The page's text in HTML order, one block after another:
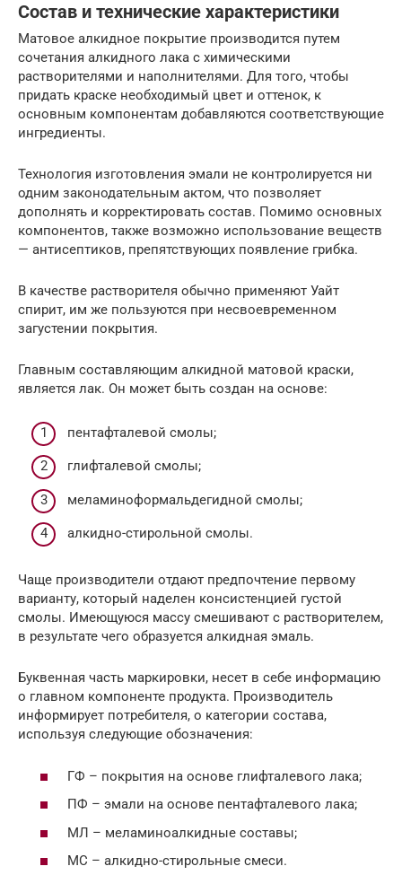
Состав и технические характеристики
Матовое алкидное покрытие производится путем
сочетания алкидного лака с химическими
растворителями и наполнителями. Для того, чтобы
придать краске необходимый цвет и оттенок, к
основным компонентам добавляются соответствующие
ингредиенты.
Технология изготовления эмали не контролируется ни
одним законодательным актом, что позволяет
дополнять и корректировать состав. Помимо основных
компонентов, также возможно использование веществ
— антисептиков, препятствующих появление грибка.
В качестве растворителя обычно применяют Уайт
спирит, им же пользуются при несвоевременном
загустении покрытия.
Главным составляющим алкидной матовой краски,
является лак. Он может быть создан на основе:
пентафталевой смолы;
глифталевой смолы;
меламиноформальдегидной смолы;
алкидно-стирольной смолы.
Чаще производители отдают предпочтение первому
варианту, который наделен консистенцией густой
смолы. Имеющуюся массу смешивают с растворителем,
в результате чего образуется алкидная эмаль.
Буквенная часть маркировки, несет в себе информацию
о главном компоненте продукта. Производитель
информирует потребителя, о категории состава,
используя следующие обозначения:
ГФ – покрытия на основе глифталевого лака;
ПФ – эмали на основе пентафталевого лака;
МЛ – меламиноалкидные составы;
МС – алкидно-стирольные смеси.